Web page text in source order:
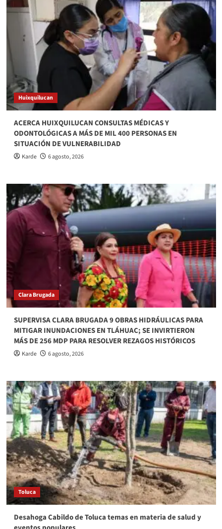
Huixquilucan
ACERCA HUIXQUILUCAN CONSULTAS MÉDICAS Y
ODONTOLÓGICAS A MÁS DE MIL 400 PERSONAS EN
SITUACIÓN DE VULNERABILIDAD
Karde 6 agosto, 2026
Clara Brugada
SUPERVISA CLARA BRUGADA 9 OBRAS HIDRÁULICAS PARA
MITIGAR INUNDACIONES EN TLÁHUAC; SE INVIRTIERON
MÁS DE 256 MDP PARA RESOLVER REZAGOS HISTÓRICOS
Karde 6 agosto, 2026
Toluca
Desahoga Cabildo de Toluca temas en materia de salud y